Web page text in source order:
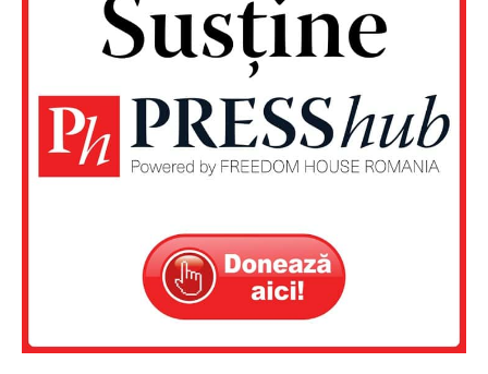
Un proiect
PRESShub
Despre noi / Echipa